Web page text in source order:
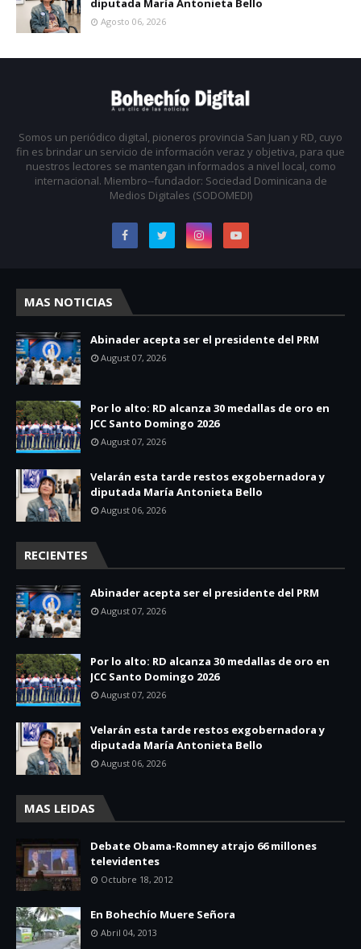
diputada María Antonieta Bello
Agosto 06, 2026
Somos un periódico digital, pioneros provincia San Juan y RD, cuyo
fin es brindar un servicio de información veraz y objetiva, para que
nuestros lectores se mantengan informados a nivel local, como
internacional. Miembro--fundador: Sociedad Dominicana de
Medios Digitales (SODOMEDI)
MAS NOTICIAS
Abinader acepta ser el presidente del PRM
August 07, 2026
Por lo alto: RD alcanza 30 medallas de oro en
JCC Santo Domingo 2026
August 07, 2026
Velarán esta tarde restos exgobernadora y
diputada María Antonieta Bello
August 06, 2026
RECIENTES
Abinader acepta ser el presidente del PRM
August 07, 2026
Por lo alto: RD alcanza 30 medallas de oro en
JCC Santo Domingo 2026
August 07, 2026
Velarán esta tarde restos exgobernadora y
diputada María Antonieta Bello
August 06, 2026
MAS LEIDAS
Debate Obama-Romney atrajo 66 millones
televidentes
Octubre 18, 2012
En Bohechío Muere Señora
Abril 04, 2013